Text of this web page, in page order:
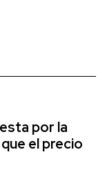
por la
el precio